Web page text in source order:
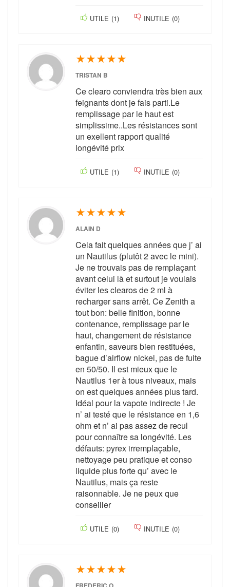
UTILE (1) INUTILE (0)
★★★★★
TRISTAN B
Ce clearo conviendra très bien aux
feignants dont je fais parti.Le
remplissage par le haut est
simplissime..Les résistances sont
un exellent rapport qualité
longévité prix
UTILE (1) INUTILE (0)
★★★★★
ALAIN D
Cela fait quelques années que j’ ai
un Nautilus (plutôt 2 avec le mini).
Je ne trouvais pas de remplaçant
avant celui là et surtout je voulais
éviter les clearos de 2 ml à
recharger sans arrêt. Ce Zenith a
tout bon: belle finition, bonne
contenance, remplissage par le
haut, changement de résistance
enfantin, saveurs bien restituées,
bague d’airflow nickel, pas de fuite
en 50/50. Il est mieux que le
Nautilus 1er à tous niveaux, mais
on est quelques années plus tard.
Idéal pour la vapote indirecte ! Je
n’ ai testé que le résistance en 1,6
ohm et n’ ai pas assez de recul
pour connaître sa longévité. Les
défauts: pyrex irremplaçable,
nettoyage peu pratique et conso
liquide plus forte qu’ avec le
Nautilus, mais ça reste
raisonnable. Je ne peux que
conseiller
UTILE (0) INUTILE (0)
★★★★★